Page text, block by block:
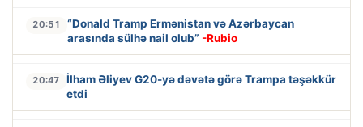
20:51
“Donald Tramp Ermənistan və Azərbaycan
arasında sülhə nail olub” -Rubio
20:47
İlham Əliyev G20-yə dəvətə görə Trampa təşəkkür
etdi